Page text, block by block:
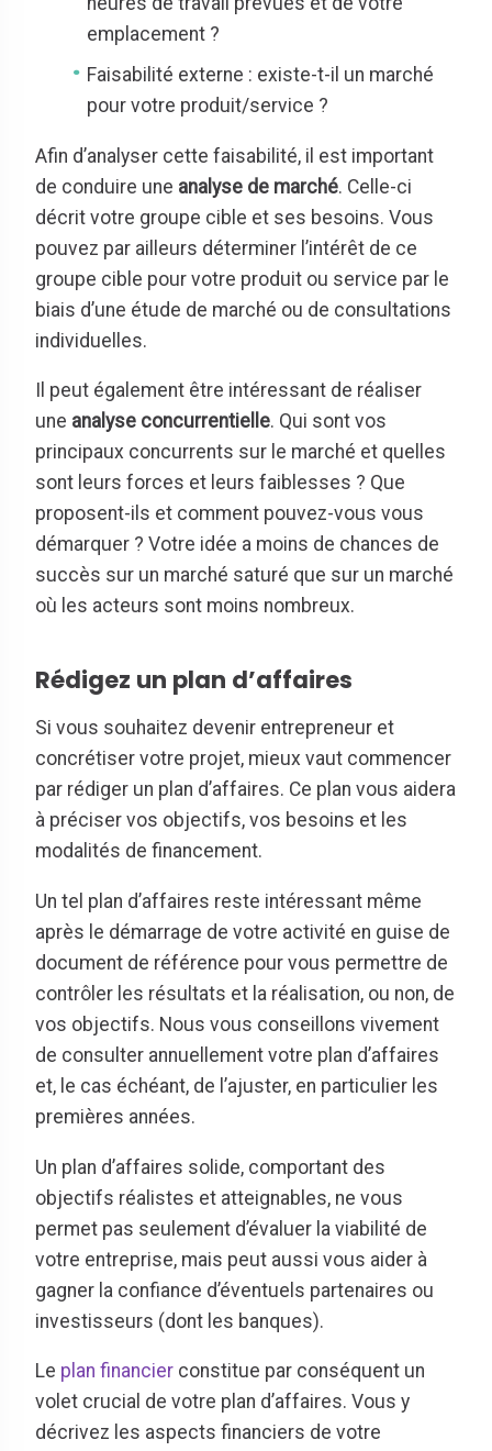
emplacement ?
Faisabilité externe : existe-t-il un marché
pour votre produit/service ?
Afin d’analyser cette faisabilité, il est important
de conduire une analyse de marché. Celle-ci
décrit votre groupe cible et ses besoins. Vous
pouvez par ailleurs déterminer l’intérêt de ce
groupe cible pour votre produit ou service par le
biais d’une étude de marché ou de consultations
individuelles.
Il peut également être intéressant de réaliser
une analyse concurrentielle. Qui sont vos
principaux concurrents sur le marché et quelles
sont leurs forces et leurs faiblesses ? Que
proposent-ils et comment pouvez-vous vous
démarquer ? Votre idée a moins de chances de
succès sur un marché saturé que sur un marché
où les acteurs sont moins nombreux.
Rédigez un plan d’affaires
Si vous souhaitez devenir entrepreneur et
concrétiser votre projet, mieux vaut commencer
par rédiger un plan d’affaires. Ce plan vous aidera
à préciser vos objectifs, vos besoins et les
modalités de financement.
Un tel plan d’affaires reste intéressant même
après le démarrage de votre activité en guise de
document de référence pour vous permettre de
contrôler les résultats et la réalisation, ou non, de
vos objectifs. Nous vous conseillons vivement
de consulter annuellement votre plan d’affaires
et, le cas échéant, de l’ajuster, en particulier les
premières années.
Un plan d’affaires solide, comportant des
objectifs réalistes et atteignables, ne vous
permet pas seulement d’évaluer la viabilité de
votre entreprise, mais peut aussi vous aider à
gagner la confiance d’éventuels partenaires ou
investisseurs (dont les banques).
Le plan financier constitue par conséquent un
volet crucial de votre plan d’affaires. Vous y
décrivez les aspects financiers de votre